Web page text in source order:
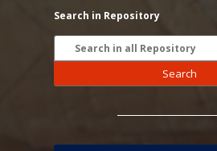
Search in Repository
Search